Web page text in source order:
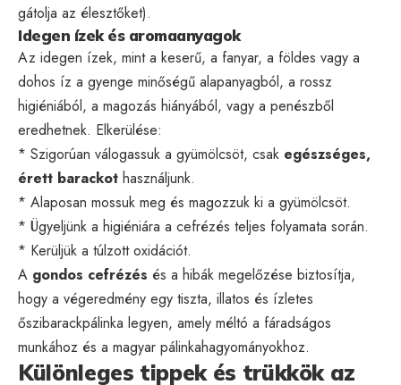
gátolja az élesztőket).
Idegen ízek és aromaanyagok
Az idegen ízek, mint a keserű, a fanyar, a földes vagy a
dohos íz a gyenge minőségű alapanyagból, a rossz
higiéniából, a magozás hiányából, vagy a penészből
eredhetnek. Elkerülése:
* Szigorúan válogassuk a gyümölcsöt, csak egészséges,
érett barackot használjunk.
* Alaposan mossuk meg és magozzuk ki a gyümölcsöt.
* Ügyeljünk a higiéniára a cefrézés teljes folyamata során.
* Kerüljük a túlzott oxidációt.
A gondos cefrézés és a hibák megelőzése biztosítja,
hogy a végeredmény egy tiszta, illatos és ízletes
őszibarackpálinka legyen, amely méltó a fáradságos
munkához és a magyar pálinkahagyományokhoz.
Különleges tippek és trükkök az